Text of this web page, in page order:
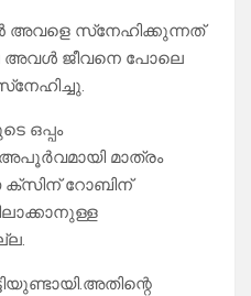
സ്‌നേഹിക്കുന്നത്
അവൾ ജീവനെ പോലെ
ഒപ്പം
അപൂർവമായി മാത്രം
റോബിന്